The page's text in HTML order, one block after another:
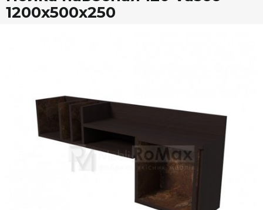
1200х500х250